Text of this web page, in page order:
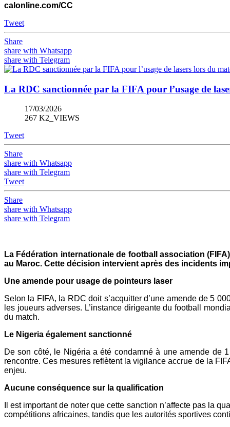
calonline.com/CC
Tweet
Share
share with Whatsapp
share with Telegram
La RDC sanctionnée par la FIFA pour l’usage de
17/03/2026
267 K2_VIEWS
Tweet
Share
share with Whatsapp
share with Telegram
Tweet
Share
share with Whatsapp
share with Telegram
La Fédération internationale de football association
au Maroc. Cette décision intervient après des incidents
Une amende pour usage de pointeurs laser
Selon la FIFA, la RDC doit s’acquitter d’une amende de 5
les joueurs adverses. L’instance dirigeante du football
du match.
Le Nigeria également sanctionné
De son côté, le Nigéria a été condamné à une amende de
rencontre. Ces mesures reflètent la vigilance accrue de la
enjeu.
Aucune conséquence sur la qualification
Il est important de noter que cette sanction n’affecte pas la
compétitions africaines, tandis que les autorités sportives